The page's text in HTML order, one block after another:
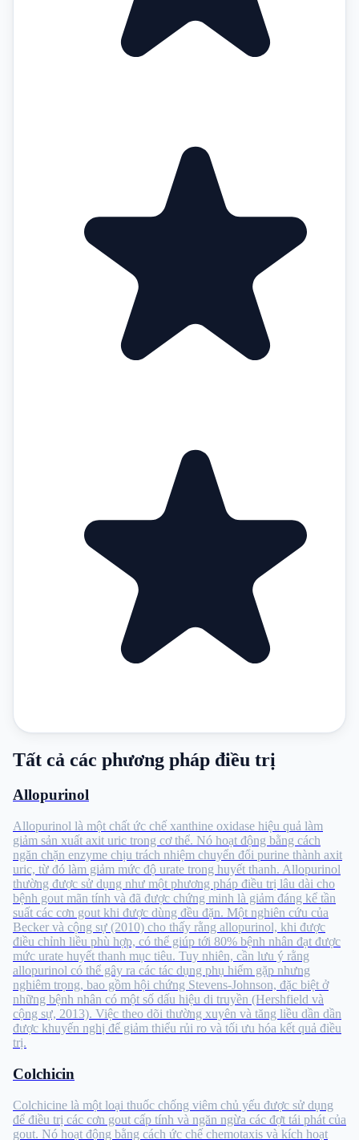
Tất cả các phương pháp điều trị
Allopurinol
Allopurinol là một chất ức chế xanthine oxidase hiệu quả làm
giảm sản xuất axit uric trong cơ thể. Nó hoạt động bằng cách
ngăn chặn enzyme chịu trách nhiệm chuyển đổi purine thành axit
uric, từ đó làm giảm mức độ urate trong huyết thanh. Allopurinol
thường được sử dụng như một phương pháp điều trị lâu dài cho
bệnh gout mãn tính và đã được chứng minh là giảm đáng kể tần
suất các cơn gout khi được dùng đều đặn. Một nghiên cứu của
Becker và cộng sự (2010) cho thấy rằng allopurinol, khi được
điều chỉnh liều phù hợp, có thể giúp tới 80% bệnh nhân đạt được
mức urate huyết thanh mục tiêu. Tuy nhiên, cần lưu ý rằng
allopurinol có thể gây ra các tác dụng phụ hiếm gặp nhưng
nghiêm trọng, bao gồm hội chứng Stevens-Johnson, đặc biệt ở
những bệnh nhân có một số dấu hiệu di truyền (Hershfield và
cộng sự, 2013). Việc theo dõi thường xuyên và tăng liều dần dần
được khuyến nghị để giảm thiểu rủi ro và tối ưu hóa kết quả điều
trị.
Colchicin
Colchicine là một loại thuốc chống viêm chủ yếu được sử dụng
để điều trị các cơn gout cấp tính và ngăn ngừa các đợt tái phát của
gout. Nó hoạt động bằng cách ức chế chemotaxis và kích hoạt